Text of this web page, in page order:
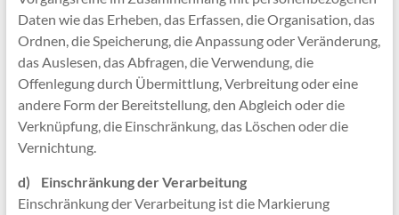
Daten wie das Erheben, das Erfassen, die Organisation, das
Ordnen, die Speicherung, die Anpassung oder Veränderung,
das Auslesen, das Abfragen, die Verwendung, die
Offenlegung durch Übermittlung, Verbreitung oder eine
andere Form der Bereitstellung, den Abgleich oder die
Verknüpfung, die Einschränkung, das Löschen oder die
Vernichtung.
d) Einschränkung der Verarbeitung
Einschränkung der Verarbeitung ist die Markierung